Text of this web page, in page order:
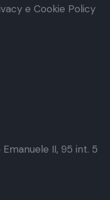
e Cookie Policy
II, 95 int. 5